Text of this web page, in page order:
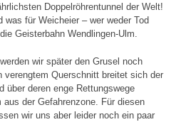
Doppelröhrentunnel der Welt!
was für Weicheier – wer weder Tod
Geisterbahn Wendlingen-Ulm.
wir später den Grusel noch
verengtem Querschnitt breitet sich der
über deren enge Rettungswege
der Gefahrenzone. Für diesen
wir uns aber leider noch ein paar